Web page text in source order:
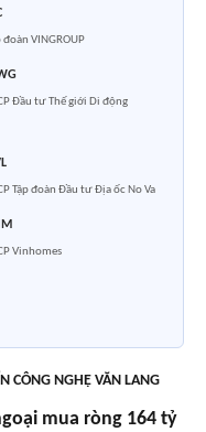
đoàn VINGROUP
Đầu tư Thế giới Di động
Tập đoàn Đầu tư Địa ốc No Va
Vinhomes
CÔNG NGHỆ VĂN LANG
mua ròng 164 tỷ